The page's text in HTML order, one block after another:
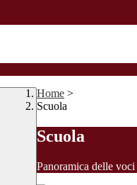
Home >
Scuola
Scuola
Panoramica delle